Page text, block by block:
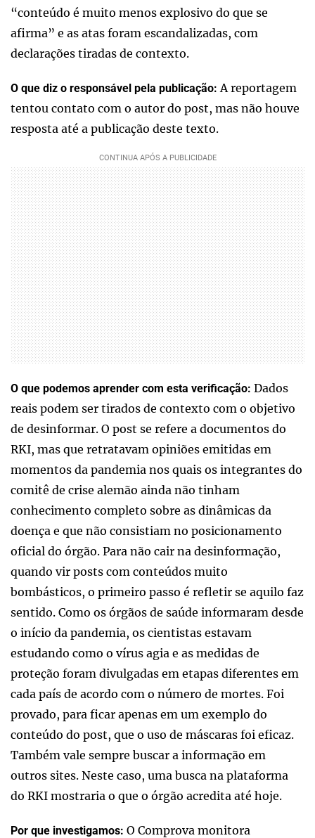
“conteúdo é muito menos explosivo do que se
afirma” e as atas foram escandalizadas, com
declarações tiradas de contexto.
O que diz o responsável pela publicação: A reportagem
tentou contato com o autor do post, mas não houve
resposta até a publicação deste texto.
O que podemos aprender com esta verificação: Dados
reais podem ser tirados de contexto com o objetivo
de desinformar. O post se refere a documentos do
RKI, mas que retratavam opiniões emitidas em
momentos da pandemia nos quais os integrantes do
comitê de crise alemão ainda não tinham
conhecimento completo sobre as dinâmicas da
doença e que não consistiam no posicionamento
oficial do órgão. Para não cair na desinformação,
quando vir posts com conteúdos muito
bombásticos, o primeiro passo é refletir se aquilo faz
sentido. Como os órgãos de saúde informaram desde
o início da pandemia, os cientistas estavam
estudando como o vírus agia e as medidas de
proteção foram divulgadas em etapas diferentes em
cada país de acordo com o número de mortes. Foi
provado, para ficar apenas em um exemplo do
conteúdo do post, que o uso de máscaras foi eficaz.
Também vale sempre buscar a informação em
outros sites. Neste caso, uma busca na plataforma
do RKI mostraria o que o órgão acredita até hoje.
Por que investigamos: O Comprova monitora